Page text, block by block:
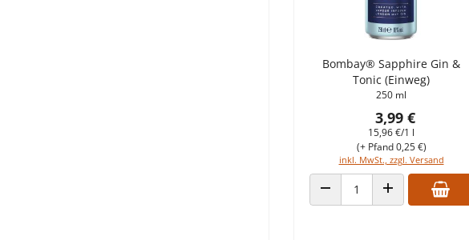
Bombay® Sapphire Gin &
Tonic (Einweg)
250 ml
3,99 €
15,96 €/1 l
inkl. MwSt., zzgl. Versand
(+ Pfand 0,25 €)
ANZAHL VERRINGERNANZAHL ERHÖHEN